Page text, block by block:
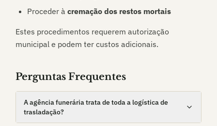
Proceder à cremação dos restos mortais
Estes procedimentos requerem autorização
municipal e podem ter custos adicionais.
Perguntas Frequentes
A agência funerária trata de toda a logística de
trasladação?